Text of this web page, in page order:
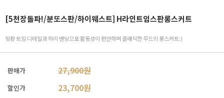
[5천장돌파!/분또스판/하이웨스트] H라인트임스판롱스커트
뒷판 트임 디테일과 허리 밴딩으로 활동성이 편안하며 클래식한 무드의 롱스커트:)
판매가 27,900원
할인가 23,700원